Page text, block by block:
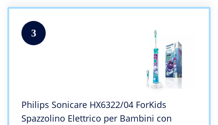
3
Philips Sonicare HX6322/04 ForKids
Spazzolino Elettrico per Bambini con